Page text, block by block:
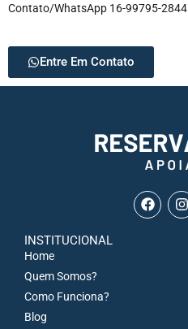
Contato/WhatsApp 16-99795-2844
Entre Em Contato
INSTITUCIONAL
Home
Quem Somos?
Como Funciona?
Blog